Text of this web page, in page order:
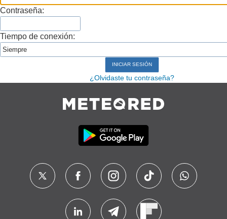
Contraseña:
Tiempo de conexión:
¿Olvidaste tu contraseña?